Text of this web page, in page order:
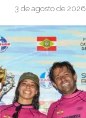
3 de agosto de 2026